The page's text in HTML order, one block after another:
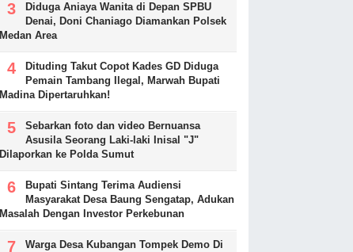
Diduga Aniaya Wanita di Depan SPBU
Denai, Doni Chaniago Diamankan Polsek
Medan Area
Dituding Takut Copot Kades GD Diduga
Pemain Tambang Ilegal, Marwah Bupati
Madina Dipertaruhkan!
Sebarkan foto dan video Bernuansa
Asusila Seorang Laki-laki Inisal "J"
Dilaporkan ke Polda Sumut
Bupati Sintang Terima Audiensi
Masyarakat Desa Baung Sengatap, Adukan
Masalah Dengan Investor Perkebunan
Warga Desa Kubangan Tompek Demo Di